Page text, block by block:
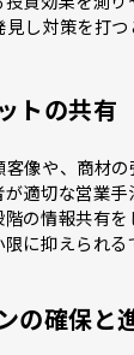
し対策を打つ
トの共有
像や、商材
適切な営業手
の情報共有を
に抑えられる
の確保と